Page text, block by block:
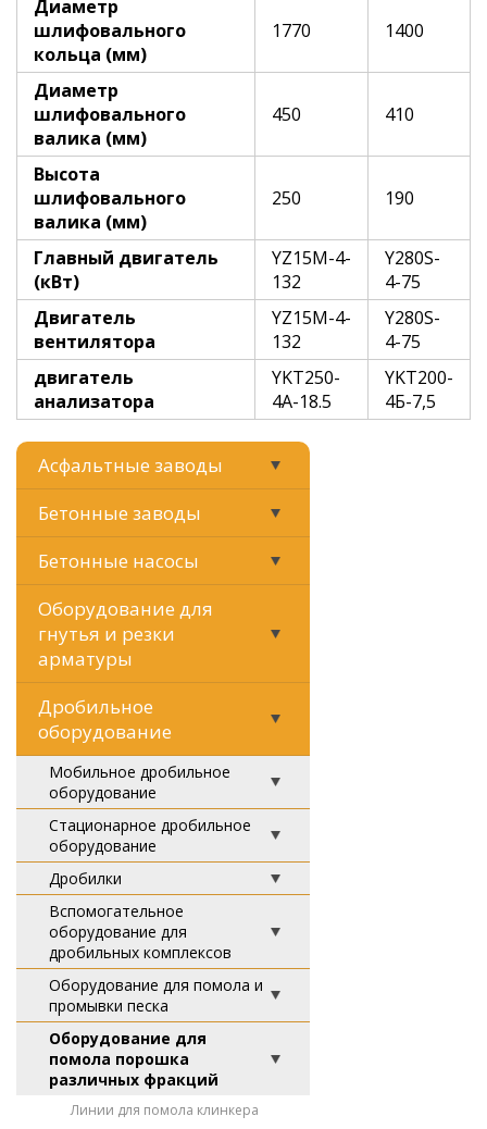
Диаметр
шлифовального
кольца (мм)
1770 1400
Диаметр
шлифовального
валика (мм)
450 410
Высота
шлифовального
валика (мм)
250 190
Главный двигатель
(кВт)
YZ15М-4-
132
Y280S-
4-75
Двигатель
вентилятора
YZ15М-4-
132
Y280S-
4-75
двигатель
анализатора
YKТ250-
4А-18.5
YKТ200-
4Б-7,5
Асфальтные заводы
Бетонные заводы
Бетонные насосы
Оборудование для
гнутья и резки
арматуры
Дробильное
оборудование
Мобильное дробильное
оборудование
Стационарное дробильное
оборудование
Дробилки
Вспомогательное
оборудование для
дробильных комплексов
Оборудование для помола и
промывки песка
Оборудование для
помола порошка
различных фракций
Линии для помола клинкера